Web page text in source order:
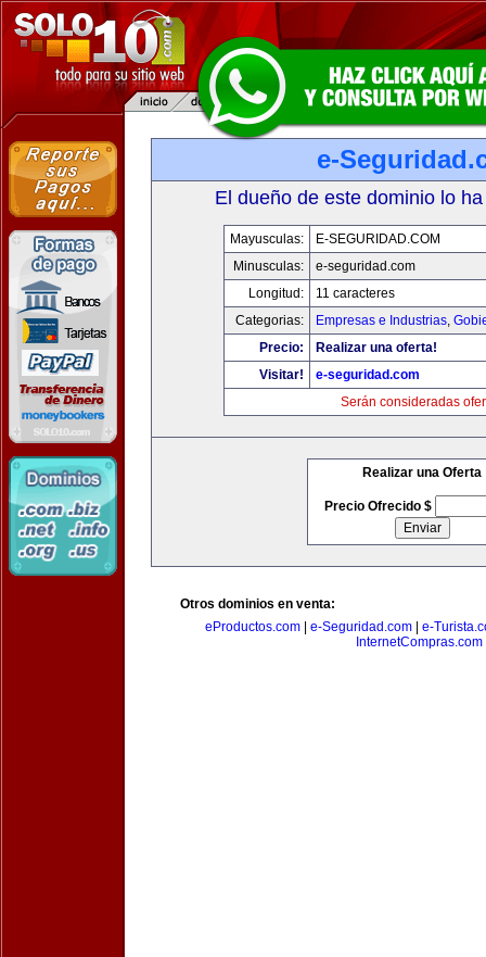
e-
El dueño de este dominio lo
Mayusculas:
E-SEGURIDAD.COM
Minusculas:
e-seguridad.com
Longitud:
11 caracteres
Categorias:
Empresas e Industrias,
Precio:
Realizar una oferta!
Visitar!
e-seguridad.com
Serán consideradas
Realizar una Oferta
Precio Ofrecido $
Otros dominios en venta:
eProductos.com
e-Seguridad.com
e-
InternetCompras.com